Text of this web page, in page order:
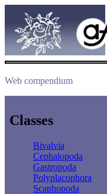
Web compendium
Classes
Bivalvia
Cephalopoda
Gastropoda
Polyplacophora
Scaphopoda